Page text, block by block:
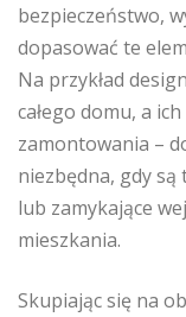
bezpieczeństwo,
dopasować te
Na przykład
całego domu, a
zamontowania –
niezbędna, gdy
lub zamykające
mieszkania.
Skupiając się na